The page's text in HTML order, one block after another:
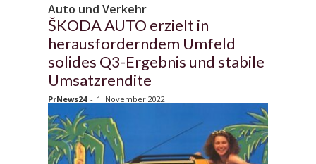
Auto und Verkehr
ŠKODA AUTO erzielt in
herausforderndem Umfeld
solides Q3-Ergebnis und stabile
Umsatzrendite
PrNews24 - 1. November 2022